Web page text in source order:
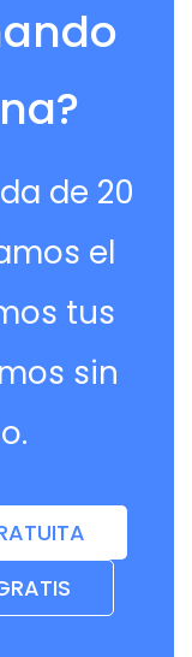
de 20
el
tus
sin